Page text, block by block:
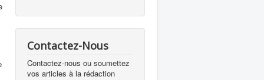
Contactez-Nous
Contactez-nous ou soumettez
vos articles à la rédaction